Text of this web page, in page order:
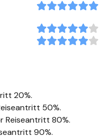
20%.
50%.
Reiseantritt 80%.
90%.